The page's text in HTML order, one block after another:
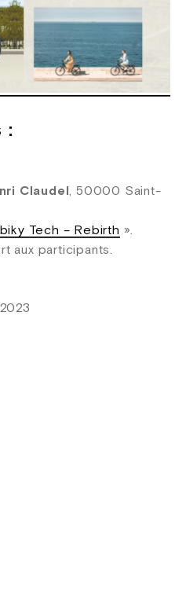
:
Claudel, 50000 Saint-
Tech – Rebirth ».
aux participants.